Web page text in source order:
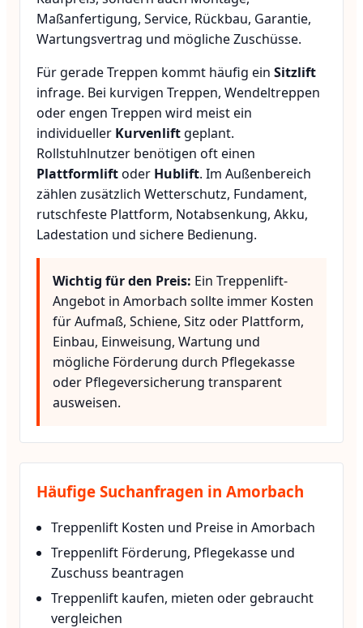
Maßanfertigung, Service, Rückbau, Garantie,
Wartungsvertrag und mögliche Zuschüsse.
Für gerade Treppen kommt häufig ein Sitzlift
infrage. Bei kurvigen Treppen, Wendeltreppen
oder engen Treppen wird meist ein
individueller Kurvenlift geplant.
Rollstuhlnutzer benötigen oft einen
Plattformliftoder Hublift. Im Außenbereich
zählen zusätzlich Wetterschutz, Fundament,
rutschfeste Plattform, Notabsenkung, Akku,
Ladestation und sichere Bedienung.
Wichtig für den Preis: Ein Treppenlift-
Angebot in Amorbach sollte immer Kosten
für Aufmaß, Schiene, Sitz oder Plattform,
Einbau, Einweisung, Wartung und
mögliche Förderung durch Pflegekasse
oder Pflegeversicherung transparent
ausweisen.
Häufige Suchanfragen in Amorbach
Treppenlift Kosten und Preise in Amorbach
Treppenlift Förderung, Pflegekasse und
Zuschuss beantragen
Treppenlift kaufen, mieten oder gebraucht
vergleichen